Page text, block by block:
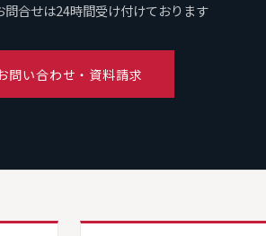
問合せは24時間受け付けております
問い合わせ・資料請求